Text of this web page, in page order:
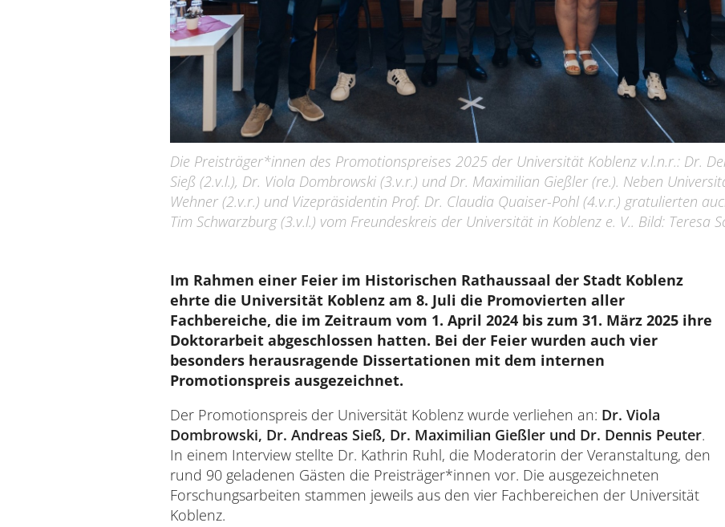
Datenschutz Barrierefreiheit Gleichstellungsvertretung
Die Preisträger*innen des Promotionspreises 2025 der Universität Koblenz v.l.n.r.: Dr.
Sieß (2.v.l.), Dr. Viola Dombrowski (3.v.r.) und Dr. Maximilian Gießler (re.). Neben
Wehner (2.v.r.) und Vizepräsidentin Prof. Dr. Claudia Quaiser-Pohl (4.v.r.) gratulierten
Tim Schwarzburg (3.v.l.) vom Freundeskreis der Universität in Koblenz e. V.. Bild: Teresa
Im Rahmen einer Feier im Historischen Rathaussaal der Stadt Koblenz
ehrte die Universität Koblenz am 8. Juli die Promovierten aller
Fachbereiche, die im Zeitraum vom 1. April 2024 bis zum 31. März 2025 ihre
Doktorarbeit abgeschlossen hatten. Bei der Feier wurden auch vier
besonders herausragende Dissertationen mit dem internen
Promotionspreis ausgezeichnet.
Der Promotionspreis der Universität Koblenz wurde verliehen an: Dr. Viola
Dombrowski, Dr. Andreas Sieß, Dr. Maximilian Gießler und Dr. Dennis Peuter.
In einem Interview stellte Dr. Kathrin Ruhl, die Moderatorin der Veranstaltung, den
rund 90 geladenen Gästen die Preisträger*innen vor. Die ausgezeichneten
Forschungsarbeiten stammen jeweils aus den vier Fachbereichen der Universität
Koblenz.